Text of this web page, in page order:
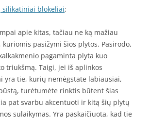
silikatiniai blokeliai;
apie kitas, tačiau ne ką mažiau
kuriomis pasižymi šios plytos. Pasirodo,
pagaminta plyta kuo
triukšmą. Taigi, jei iš aplinkos
yra tie, kurių nemėgstate labiausiai,
turėtumėte rinktis būtent šias
pat svarbu akcentuoti ir kitą šių plytų
sulaikymas. Yra paskaičiuota, kad tie